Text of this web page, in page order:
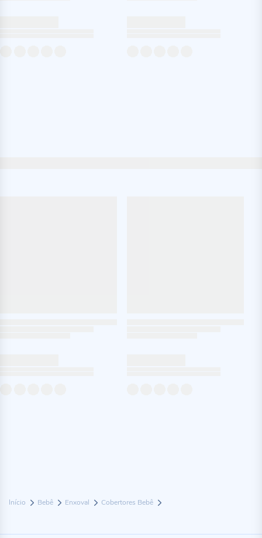
Início Bebê Enxoval Cobertores Bebê